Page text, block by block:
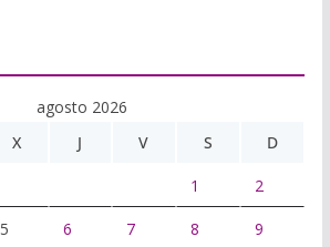
agosto 2026
X J V S D
1 2
5 6 7 8 9